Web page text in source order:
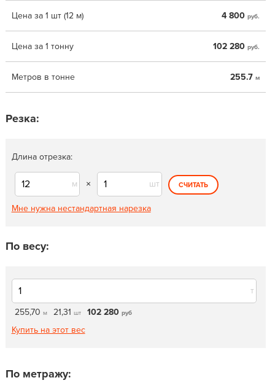
Цена за 1 шт (12 м) 4 800 руб.
Цена за 1 тонну 102 280 руб.
Метров в тонне 255.7 м
Резка:
Длина отрезка:
м × шт СЧИТАТЬ
Мне нужна нестандартная нарезка
По весу:
т
255,70 м 21,31 шт 102 280 руб
Купить на этот вес
По метражу: